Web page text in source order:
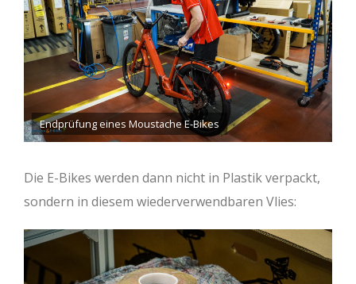
Endprüfung eines Moustache E-Bikes
Die E-Bikes werden dann nicht in Plastik verpackt,
sondern in diesem wiederverwendbaren Vlies: